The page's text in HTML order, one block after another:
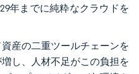
年までに純粋なクラウドを
産の二重ツールチェーンを
し、人材不足がこの負担を